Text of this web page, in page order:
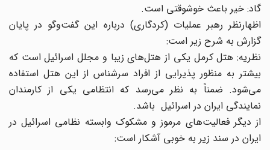
گاد: خیر باعث خوشوقتی است.
اظهارنظر رهبر عملیات (کردگاری) درباره این گفت‌وگو در پایان
گزارش به شرح زیر است:
نظریه: هتل کرمل یکی از هتل‌های زیبا و مجلل اسرائیل است که
بیشتر به منظور پذیرایی از افراد سرشناس از این هتل استفاده
می‌شود. ضمناً به نظر می‌رسد که انتظامی یکی از کارمندان
نمایندگی ایران در اسرائیل باشد.
از دیگر فعالیت‌های مرموز و مشکوک وابسته نظامی اسرائیل در
ایران در سند زیر به خوبی آشکار است: